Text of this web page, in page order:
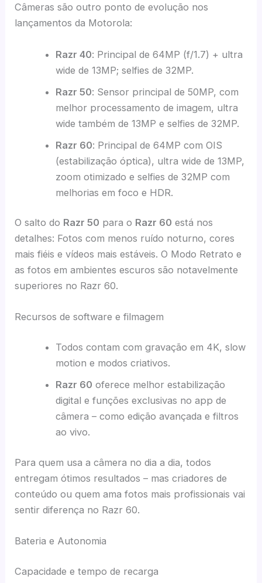
Câmeras são outro ponto de evolução nos
lançamentos da Motorola:
Razr 40: Principal de 64MP (f/1.7) + ultra
wide de 13MP; selfies de 32MP.
Razr 50: Sensor principal de 50MP, com
melhor processamento de imagem, ultra
wide também de 13MP e selfies de 32MP.
Razr 60: Principal de 64MP com OIS
(estabilização óptica), ultra wide de 13MP,
zoom otimizado e selfies de 32MP com
melhorias em foco e HDR.
O salto do Razr 50 para o Razr 60 está nos
detalhes: Fotos com menos ruído noturno, cores
mais fiéis e vídeos mais estáveis. O Modo Retrato e
as fotos em ambientes escuros são notavelmente
superiores no Razr 60.
Recursos de software e filmagem
Todos contam com gravação em 4K, slow
motion e modos criativos.
Razr 60 oferece melhor estabilização
digital e funções exclusivas no app de
câmera – como edição avançada e filtros
ao vivo.
Para quem usa a câmera no dia a dia, todos
entregam ótimos resultados – mas criadores de
conteúdo ou quem ama fotos mais profissionais vai
sentir diferença no Razr 60.
Bateria e Autonomia
Capacidade e tempo de recarga